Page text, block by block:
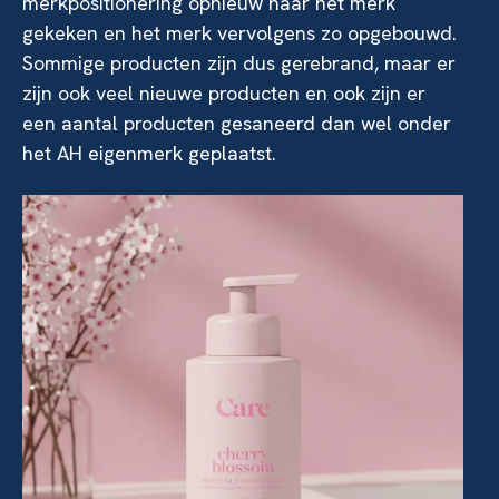
gekeken en het merk vervolgens zo opgebouwd.
Sommige producten zijn dus gerebrand, maar er
zijn ook veel nieuwe producten en ook zijn er
een aantal producten gesaneerd dan wel onder
het AH eigenmerk geplaatst.